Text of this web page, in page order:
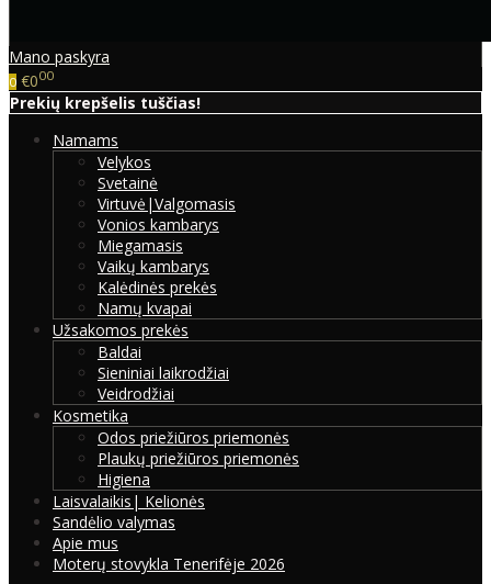
Mano paskyra
0 €000
Prekių krepšelis tuščias!
Namams
Velykos
Svetainė
Virtuvė|Valgomasis
Vonios kambarys
Miegamasis
Vaikų kambarys
Kalėdinės prekės
Namų kvapai
Užsakomos prekės
Baldai
Sieniniai laikrodžiai
Veidrodžiai
Kosmetika
Odos priežiūros priemonės
Plaukų priežiūros priemonės
Higiena
Laisvalaikis| Kelionės
Sandėlio valymas
Apie mus
Moterų stovykla Tenerifėje 2026